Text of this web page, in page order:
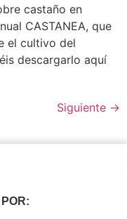
castaño en
CASTANEA, que
el cultivo del
descargarlo aquí
Siguiente →